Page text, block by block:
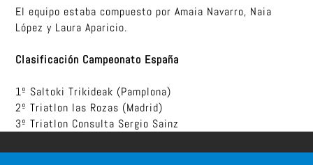
El equipo estaba compuesto por Amaia Navarro, Naia
López y Laura Aparicio.
Clasificación Campeonato España
1º Saltoki Trikideak (Pamplona)
2º Triatlon las Rozas (Madrid)
3º Triatlon Consulta Sergio Sainz